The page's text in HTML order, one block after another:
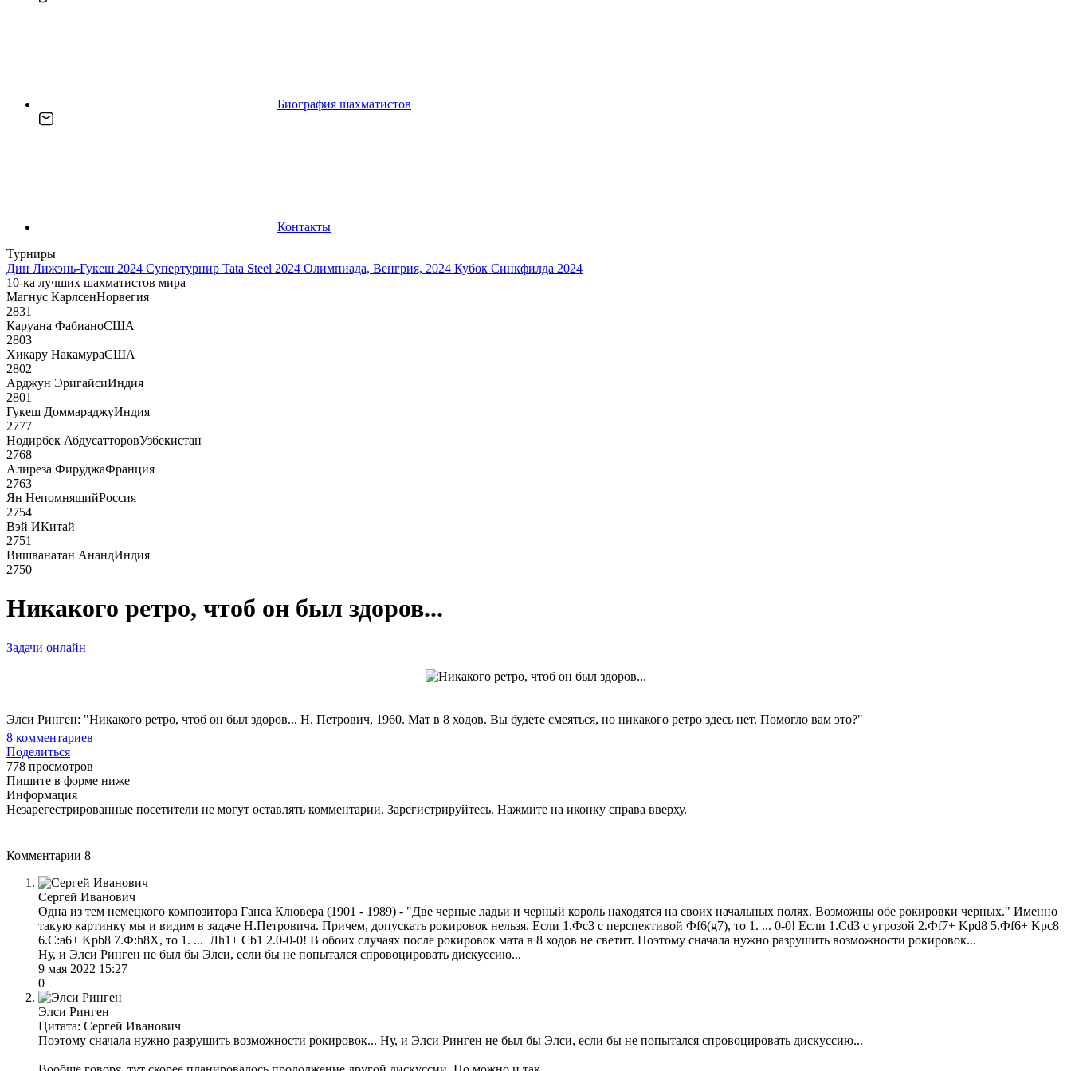
Биография шахматистов
Контакты
Турниры
Дин Лижэнь-Гукеш 2024 Супертурнир Tata Steel 2024 Олимпиада, Венгрия, 2024 Кубок Синкфилда 2024
10-ка лучших шахматистов мира
Магнус КарлсенНорвегия
2831
Каруана ФабианоСША
2803
Хикару НакамураСША
2802
Арджун ЭригайсиИндия
2801
Гукеш ДоммараджуИндия
2777
Нодирбек АбдусатторовУзбекистан
2768
Алиреза ФируджаФранция
2763
Ян НепомнящийРоссия
2754
Вэй ИКитай
2751
Вишванатан АнандИндия
2750
Никакого ретро, чтоб он был здоров...
Задачи онлайн
Элси Ринген: "Никакого ретро, чтоб он был здоров... Н. Петрович, 1960. Мат в 8 ходов. Вы будете смеяться, но никакого ретро здесь нет. Помогло вам это?"
8 комментариев
Поделиться
778 просмотров
Пишите в форме ниже
Информация
Незарегестрированные посетители не могут оставлять комментарии. Зарегистрируйтесь. Нажмите на иконку справа вверху.
Комментарии 8
Сергей Иванович
Одна из тем немецкого композитора Ганса Клювера (1901 - 1989) - "Две черные ладьи и черный король находятся на своих начальных полях. Возможны обе рокировки черных." Именно
такую картинку мы и видим в задаче Н.Петровича. Причем, допускать рокировок нельзя. Если 1.Фс3 с перспективой Фf6(g7), то 1. ... 0-0! Если 1.Сd3 с угрозой 2.Фf7+ Kрd8 5.Фf6+ Kрc8
6.С:a6+ Kрb8 7.Ф:h8Х, то 1. ... Лh1+ Сb1 2.0-0-0! В обоих случаях после рокировок мата в 8 ходов не светит. Поэтому сначала нужно разрушить возможности рокировок...
Ну, и Элси Ринген не был бы Элси, если бы не попытался спровоцировать дискуссию...
9 мая 2022 15:27
0
Элси Ринген
Цитата: Сергей Иванович
Поэтому сначала нужно разрушить возможности рокировок... Ну, и Элси Ринген не был бы Элси, если бы не попытался спровоцировать дискуссию...